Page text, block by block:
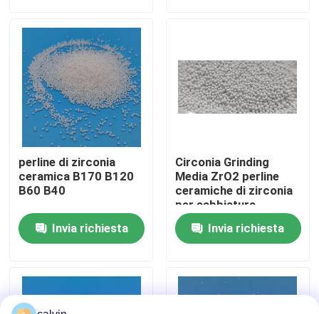
Fatory Tour
Controllo di qualità
Contattaci
Richiedere un preventivo
Media di brillamento ceramici
Abrasivo di brillamento ceramico
perline di zirconia
ceramica B170 B120
B60 B40
Invia richiesta
Circonia Grinding
Media ZrO2 perline
ceramiche di zirconia
per sabbiatura
fornitore
Invia richiesta